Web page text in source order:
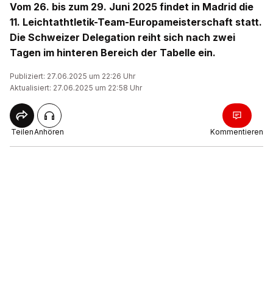
Vom 26. bis zum 29. Juni 2025 findet in Madrid die
11. Leichtathtletik-Team-Europameisterschaft statt.
Die Schweizer Delegation reiht sich nach zwei
Tagen im hinteren Bereich der Tabelle ein.
Publiziert: 27.06.2025 um 22:26 Uhr
Aktualisiert: 27.06.2025 um 22:58 Uhr
TeilenAnhören Kommentieren